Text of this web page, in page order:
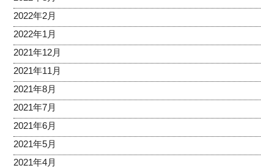
2022年2月
2022年1月
2021年12月
2021年11月
2021年8月
2021年7月
2021年6月
2021年5月
2021年4月